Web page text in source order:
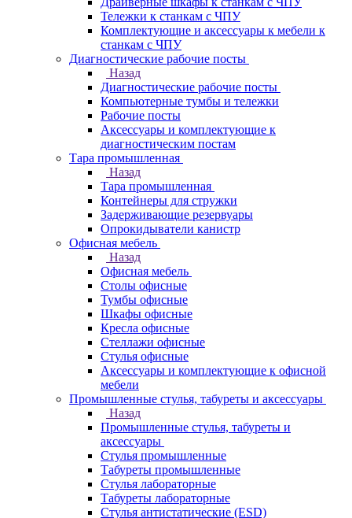
Тележки к станкам с ЧПУ
Комплектующие и аксессуары к мебели к
станкам с ЧПУ
Диагностические рабочие посты
Назад
Диагностические рабочие посты
Компьютерные тумбы и тележки
Рабочие посты
Аксессуары и комплектующие к
диагностическим постам
Тара промышленная
Назад
Тара промышленная
Контейнеры для стружки
Задерживающие резервуары
Опрокидыватели канистр
Офисная мебель
Назад
Офисная мебель
Столы офисные
Тумбы офисные
Шкафы офисные
Кресла офисные
Стеллажи офисные
Стулья офисные
Аксессуары и комплектующие к офисной
мебели
Промышленные стулья, табуреты и аксессуары
Назад
Промышленные стулья, табуреты и
аксессуары
Стулья промышленные
Табуреты промышленные
Стулья лабораторные
Табуреты лабораторные
Стулья антистатические (ESD)